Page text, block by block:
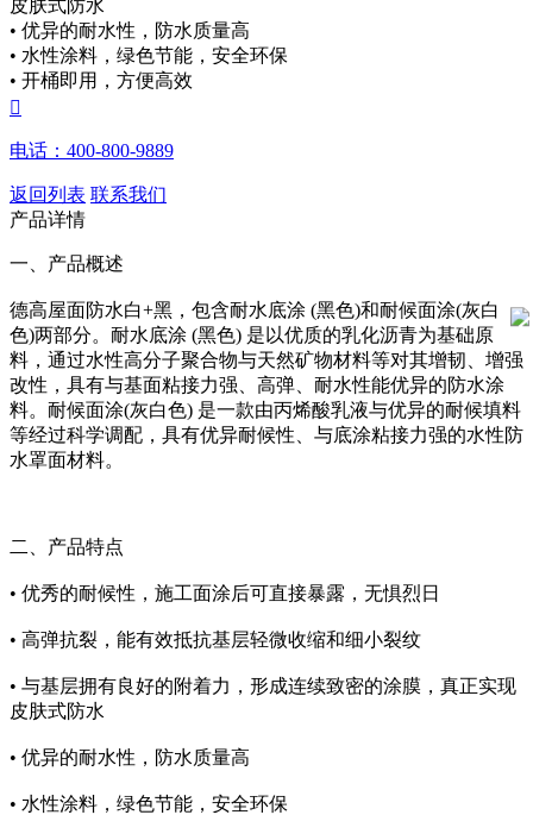
皮肤式防水
• 优异的耐水性，防水质量高
• 水性涂料，绿色节能，安全环保
• 开桶即用，方便高效

电话：400-800-9889
返回列表 联系我们
产品详情
一、产品概述
德高屋面防水白+黑，包含耐水底涂 (黑色)和耐候面涂(灰白
色)两部分。耐水底涂 (黑色) 是以优质的乳化沥青为基础原
料，通过水性高分子聚合物与天然矿物材料等对其增韧、增强
改性，具有与基面粘接力强、高弹、耐水性能优异的防水涂
料。耐候面涂(灰白色) 是一款由丙烯酸乳液与优异的耐候填料
等经过科学调配，具有优异耐候性、与底涂粘接力强的水性防
水罩面材料。
二、产品特点
• 优秀的耐候性，施工面涂后可直接暴露，无惧烈日
• 高弹抗裂，能有效抵抗基层轻微收缩和细小裂纹
• 与基层拥有良好的附着力，形成连续致密的涂膜，真正实现
皮肤式防水
• 优异的耐水性，防水质量高
• 水性涂料，绿色节能，安全环保